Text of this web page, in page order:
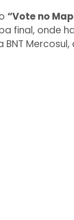
“Vote no
final, onde